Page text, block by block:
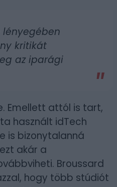
lényegében
kritikát
az iparági
Emellett attól is tart,
használt idTech
is bizonytalanná
akár a
Broussard
hogy több stúdiót